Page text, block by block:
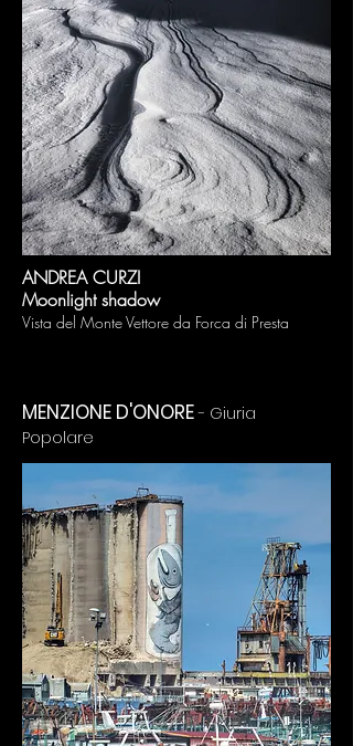
ANDREA CURZI
Moonlight shadow
Vista del Monte Vettore da Forca di Presta
MENZIONE D'ONORE- Giuria
Popolare